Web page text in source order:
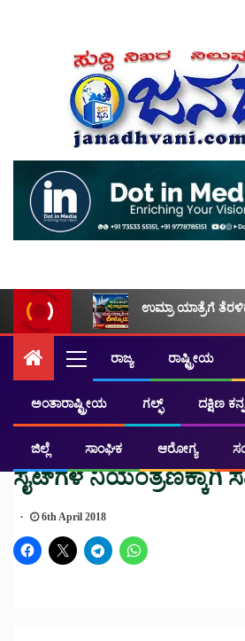
ಉಮ್ರಾ ಯಾತ್ರೆಗೆ
ರಾಜ್ಯ ರಾಷ್ಟ್ರೀಯ
ಅಂತಾರಾಷ್ಟ್ರೀಯ ಗಲ್ಫ್ ದಕ್ಷಿಣ
ಜಿಲ್ಲೆ ಸಾಂಘಿಕ ಆರೋಗ್ಯ
ರಾಷ್ಟ್ರೀಯ
ನ್ಯೂಸ್ ಪೋರ್ಟಲ್ ಹಾಗೂ
ಸೈಟ್‍ಗಳ ನಿಯಂತ್ರಣಕ್ಕಾಗಿ
6th April 2018